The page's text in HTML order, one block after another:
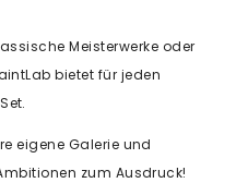
Meisterwerke oder
bietet für jeden
eigene Galerie und
zum Ausdruck!